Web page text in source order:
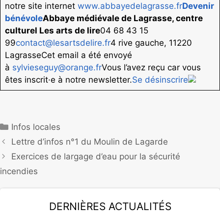
notre site internet www.abbayedelagrasse.frDevenir
bénévoleAbbaye médiévale de Lagrasse, centre
culturel Les arts de lire04 68 43 15
99contact@lesartsdelire.fr4 rive gauche, 11220
LagrasseCet email a été envoyé
à sylvieseguy@orange.frVous l’avez reçu car vous
êtes inscrit·e à notre newsletter.Se désinscrire
Infos locales
Lettre d’infos n°1 du Moulin de Lagarde
Exercices de largage d’eau pour la sécurité
incendies
Dernières actualités